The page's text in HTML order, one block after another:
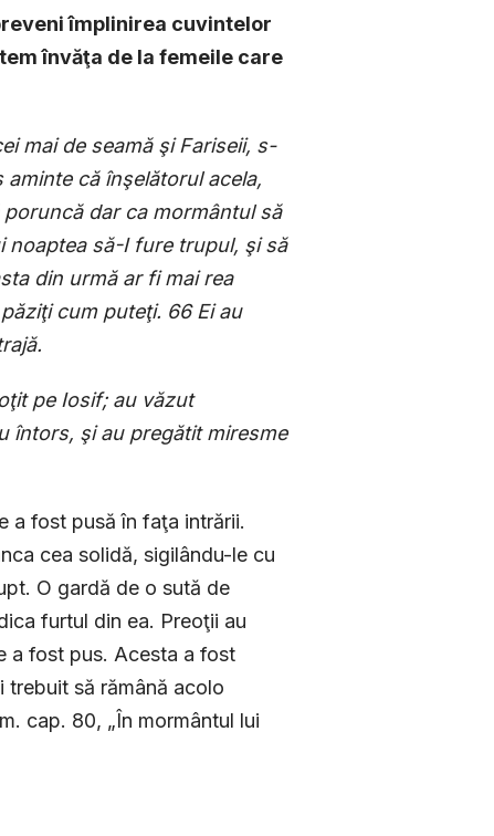
împlinirea cuvintelor
învăţa de la femeile care
mai de seamă şi Fariseii, s-
că înşelătorul acela,
dar ca mormântul să
noaptea să-I fure trupul, şi să
din urmă ar fi mai rea
cum puteţi. 66 Ei au
pe Iosif; au văzut
întors, şi au pregătit miresme
a fost pusă în faţa intrării.
cea solidă, sigilându-le cu
O gardă de o sută de
furtul din ea. Preoţii au
a fost pus. Acesta a fost
să rămână acolo
cap. 80, „În mormântul lui